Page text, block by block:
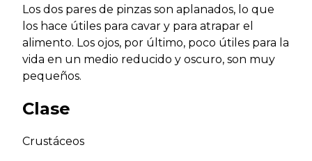
Los dos pares de pinzas son aplanados, lo que
los hace útiles para cavar y para atrapar el
alimento. Los ojos, por último, poco útiles para la
vida en un medio reducido y oscuro, son muy
pequeños.
Clase
Crustáceos